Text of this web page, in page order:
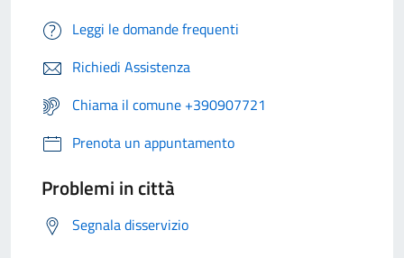
Leggi le domande frequenti
Richiedi Assistenza
Chiama il comune +390907721
Prenota un appuntamento
Problemi in città
Segnala disservizio